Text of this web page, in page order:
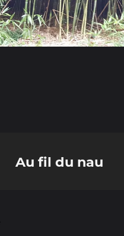
Au fil du nau